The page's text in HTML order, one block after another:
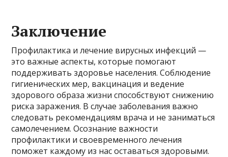
Заключение
Профилактика и лечение вирусных инфекций —
это важные аспекты, которые помогают
поддерживать здоровье населения. Соблюдение
гигиенических мер, вакцинация и ведение
здорового образа жизни способствуют снижению
риска заражения. В случае заболевания важно
следовать рекомендациям врача и не заниматься
самолечением. Осознание важности
профилактики и своевременного лечения
поможет каждому из нас оставаться здоровыми.